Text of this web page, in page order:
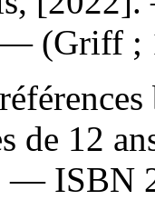
— (Griff ;
de 12
— ISBN